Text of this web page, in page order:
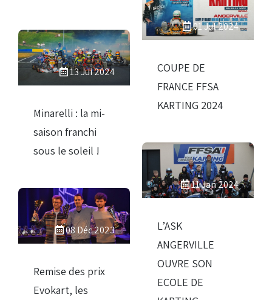
01 Jul 2024
COUPE DE
FRANCE FFSA
KARTING 2024
13 Jui 2024
Minarelli : la mi-
saison franchi
sous le soleil !
11 Jan 2024
L’ASK
ANGERVILLE
OUVRE SON
ECOLE DE
08 Déc 2023
Remise des prix
Evokart, les